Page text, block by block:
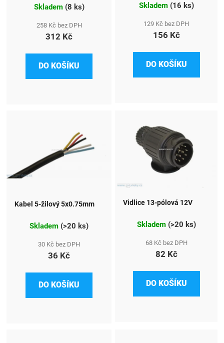
Skladem (8 ks)
258 Kč bez DPH
312 Kč
DO KOŠÍKU
Skladem (16 ks)
129 Kč bez DPH
156 Kč
DO KOŠÍKU
Kabel 5-žilový 5x0.75mm
Skladem (>20 ks)
30 Kč bez DPH
36 Kč
DO KOŠÍKU
Vidlice 13-pólová 12V
Skladem (>20 ks)
68 Kč bez DPH
82 Kč
DO KOŠÍKU